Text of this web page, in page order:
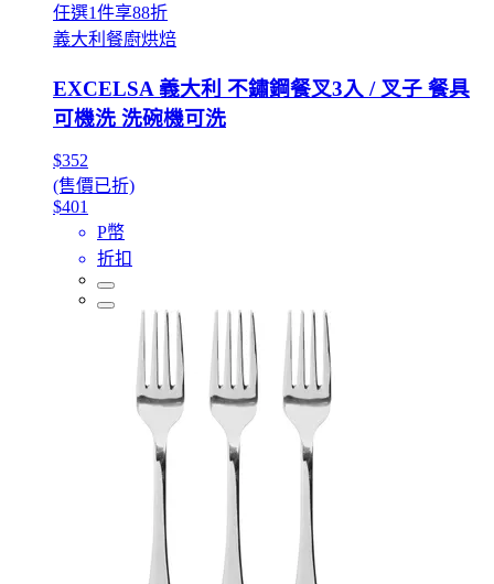
任選1件享88折
義大利餐廚烘焙
EXCELSA 義大利 不鏽鋼餐叉3入 / 叉子 餐具
可機洗 洗碗機可洗
$352
(售價已折)
$401
P幣
折扣